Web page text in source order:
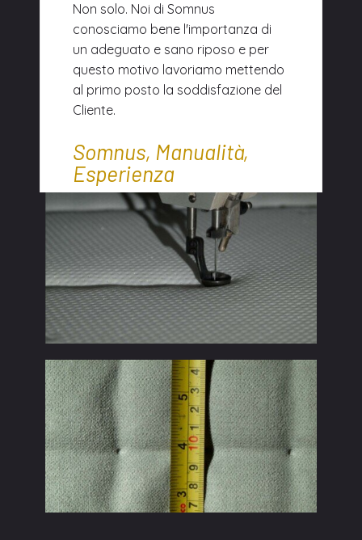
Non solo. Noi di Somnus
conosciamo bene l'importanza di
un adeguato e sano riposo e per
questo motivo lavoriamo mettendo
al primo posto la soddisfazione del
Cliente.
Somnus, Manualità,
Esperienza